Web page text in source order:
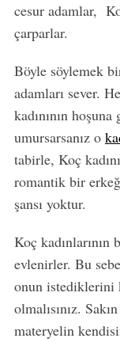
cesur adamlar,
çarparlar.
Böyle söylemek
adamları sever.
kadınının
umursarsanız o
tabirle, Koç
romantik bir
şansı yoktur.
Koç
evlenirler. Bu
onun istediklerini
olmalısınız.
materyelin